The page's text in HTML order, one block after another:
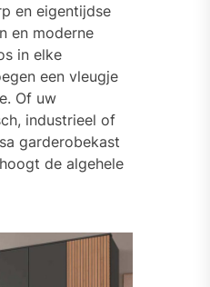
en eigentijdse
en moderne
in elke
een vleugje
Of uw
industrieel of
garderobekast
de algehele